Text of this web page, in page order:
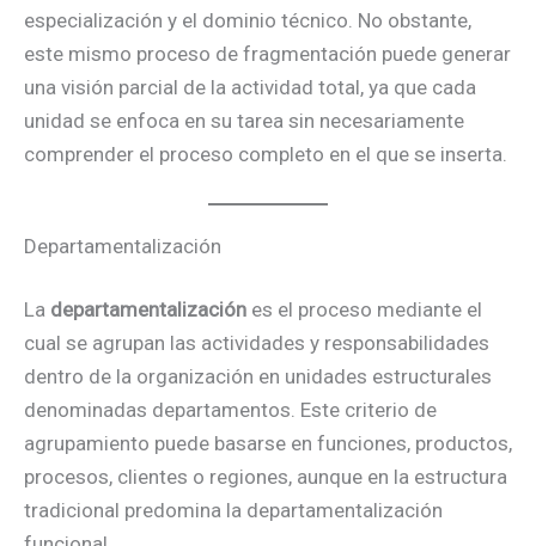
especialización y el dominio técnico. No obstante,
este mismo proceso de fragmentación puede generar
una visión parcial de la actividad total, ya que cada
unidad se enfoca en su tarea sin necesariamente
comprender el proceso completo en el que se inserta.
Departamentalización
La departamentalización es el proceso mediante el
cual se agrupan las actividades y responsabilidades
dentro de la organización en unidades estructurales
denominadas departamentos. Este criterio de
agrupamiento puede basarse en funciones, productos,
procesos, clientes o regiones, aunque en la estructura
tradicional predomina la departamentalización